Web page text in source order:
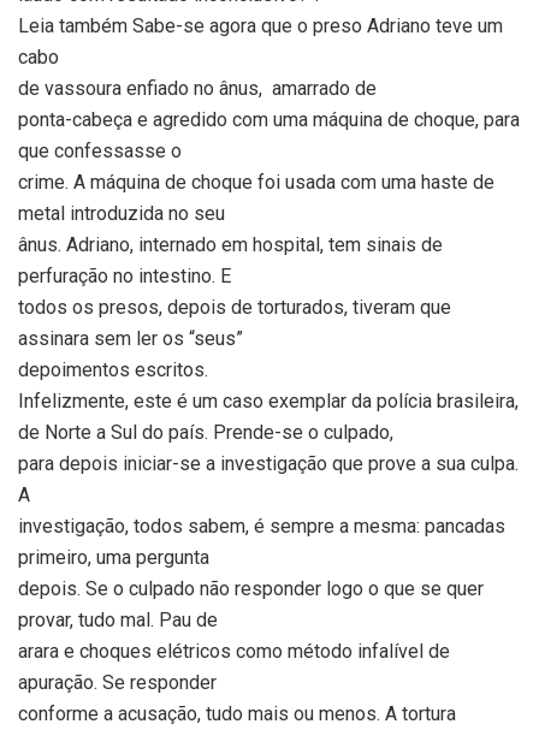
Leia também Sabe-se agora que o preso Adriano teve um
cabo
de vassoura enfiado no ânus, amarrado de
ponta-cabeça e agredido com uma máquina de choque, para
que confessasse o
crime. A máquina de choque foi usada com uma haste de
metal introduzida no seu
ânus. Adriano, internado em hospital, tem sinais de
perfuração no intestino. E
todos os presos, depois de torturados, tiveram que
assinara sem ler os “seus”
depoimentos escritos.
Infelizmente, este é um caso exemplar da polícia brasileira,
de Norte a Sul do país. Prende-se o culpado,
para depois iniciar-se a investigação que prove a sua culpa.
A
investigação, todos sabem, é sempre a mesma: pancadas
primeiro, uma pergunta
depois. Se o culpado não responder logo o que se quer
provar, tudo mal. Pau de
arara e choques elétricos como método infalível de
apuração. Se responder
conforme a acusação, tudo mais ou menos. A tortura